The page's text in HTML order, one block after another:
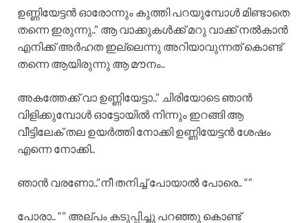
ഉണ്ണിയേട്ടൻ ഓരോന്നും കുത്തി പറയുമ്പോൾ മിണ്ടാതെ
തന്നെ ഇരുന്നു..” ആ വാക്കുകൾക്ക്‌ മറു വാക്ക് നൽകാൻ
എനിക്ക് അർഹത ഇല്ലെന്നു അറിയാവുന്നത് കൊണ്ട്
തന്നെ ആയിരുന്നു ആ മൗനം..
അകത്തേക്ക് വാ ഉണ്ണിയേട്ടാ..” ചിരിയോടെ ഞാൻ
വിളിക്കുമ്പോൾ ഓട്ടോയിൽ നിന്നും ഇറങ്ങി ആ
വീട്ടിലേക് തല ഉയർത്തി നോക്കി ഉണ്ണിയേട്ടൻ ശേഷം
എന്നെ നോക്കി..
ഞാൻ വരണോ..”നീ തനിച്ച് പോയാൽ പോരെ.. “”
പോരാ.. “” അല്പം കടുപ്പിച്ചു പറഞ്ഞു കൊണ്ട്